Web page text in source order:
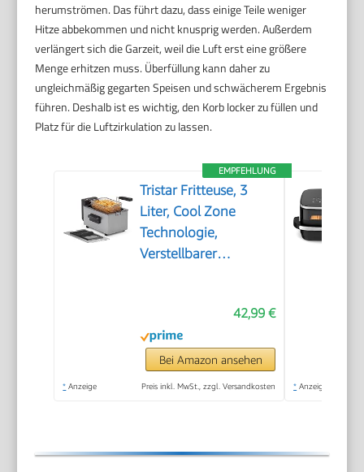
herumströmen. Das führt dazu, dass einige Teile weniger
Hitze abbekommen und nicht knusprig werden. Außerdem
verlängert sich die Garzeit, weil die Luft erst eine größere
Menge erhitzen muss. Überfüllung kann daher zu
ungleichmäßig gegarten Speisen und schwächerem Ergebnis
führen. Deshalb ist es wichtig, den Korb locker zu füllen und
Platz für die Luftzirkulation zu lassen.
EMPFEHLUNG
Tristar Fritteuse, 3
Liter, Cool Zone
Technologie,
Verstellbarer
Teile, Sichtfenster,
Kabelaufbewahrung,
Überhitzungsschutz,
Kompaktes Design,
42,99 €
Bei Amazon ansehen
* Anzeige Preis inkl. MwSt., zzgl. Versandkosten * Anzeige